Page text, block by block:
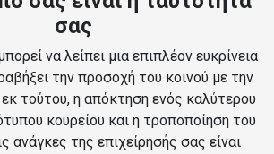
σας
να λείπει μια επιπλέον ευκρίνεια
την προσοχή του κοινού με την
τούτου, η απόκτηση ενός καλύτερου
κουρείου και η τροποποίηση του
ανάγκες της επιχείρησής σας είναι